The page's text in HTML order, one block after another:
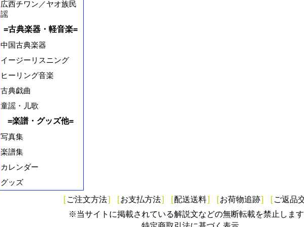
広西チワン／ヤオ族民
謡
=古典楽器・軽音楽=
中国古典楽器
イージーリスニング
ヒーリング音楽
古典戯曲
童謡・儿歌
=楽譜・グッズ他=
写真集
楽譜集
カレンダー
グッズ
[ ご注文方法] [お支払方法] [配送送料] [お荷物追跡] [ ご返品
※当サイトに掲載されている解説文などの無断転載を禁止します